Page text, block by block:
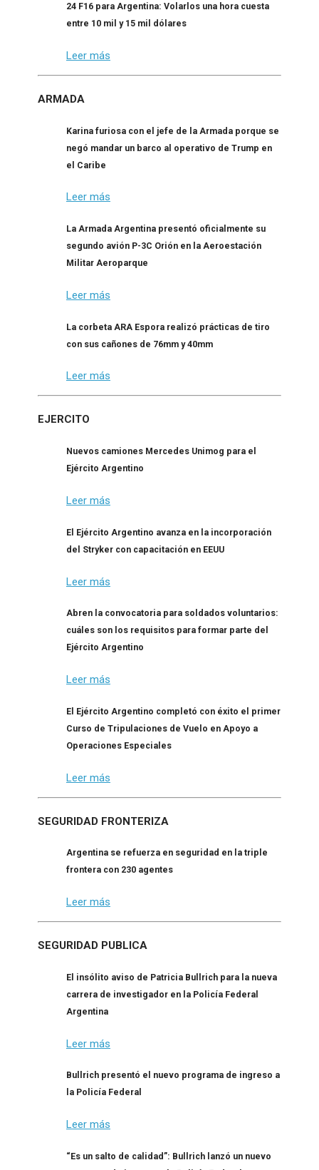
24 F16 para Argentina: Volarlos una hora cuesta
entre 10 mil y 15 mil dólares
Leer más
ARMADA
Karina furiosa con el jefe de la Armada porque se
negó mandar un barco al operativo de Trump en
el Caribe
Leer más
La Armada Argentina presentó oficialmente su
segundo avión P-3C Orión en la Aeroestación
Militar Aeroparque
Leer más
La corbeta ARA Espora realizó prácticas de tiro
con sus cañones de 76mm y 40mm
Leer más
EJERCITO
Nuevos camiones Mercedes Unimog para el
Ejército Argentino
Leer más
El Ejército Argentino avanza en la incorporación
del Stryker con capacitación en EEUU
Leer más
Abren la convocatoria para soldados voluntarios:
cuáles son los requisitos para formar parte del
Ejército Argentino
Leer más
El Ejército Argentino completó con éxito el primer
Curso de Tripulaciones de Vuelo en Apoyo a
Operaciones Especiales
Leer más
SEGURIDAD FRONTERIZA
Argentina se refuerza en seguridad en la triple
frontera con 230 agentes
Leer más
SEGURIDAD PUBLICA
El insólito aviso de Patricia Bullrich para la nueva
carrera de investigador en la Policía Federal
Argentina
Leer más
Bullrich presentó el nuevo programa de ingreso a
la Policía Federal
Leer más
“Es un salto de calidad”: Bullrich lanzó un nuevo